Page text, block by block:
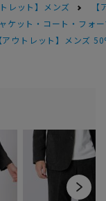
トレット】メンズ
ケット・コート・フォ
【アウトレット】メンズ